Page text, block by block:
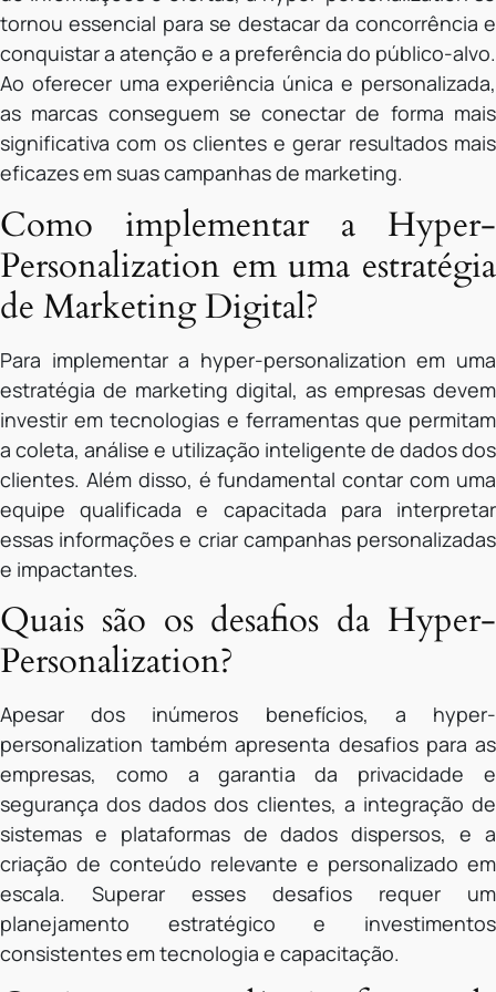
tornou essencial para se destacar da concorrência e
conquistar a atenção e a preferência do público-alvo.
Ao oferecer uma experiência única e personalizada,
as marcas conseguem se conectar de forma mais
significativa com os clientes e gerar resultados mais
eficazes em suas campanhas de marketing.
Como implementar a Hyper-
Personalization em uma estratégia
de Marketing Digital?
Para implementar a hyper-personalization em uma
estratégia de marketing digital, as empresas devem
investir em tecnologias e ferramentas que permitam
a coleta, análise e utilização inteligente de dados dos
clientes. Além disso, é fundamental contar com uma
equipe qualificada e capacitada para interpretar
essas informações e criar campanhas personalizadas
e impactantes.
Quais são os desafios da Hyper-
Personalization?
Apesar dos inúmeros benefícios, a hyper-
personalization também apresenta desafios para as
empresas, como a garantia da privacidade e
segurança dos dados dos clientes, a integração de
sistemas e plataformas de dados dispersos, e a
criação de conteúdo relevante e personalizado em
escala. Superar esses desafios requer um
planejamento estratégico e investimentos
consistentes em tecnologia e capacitação.